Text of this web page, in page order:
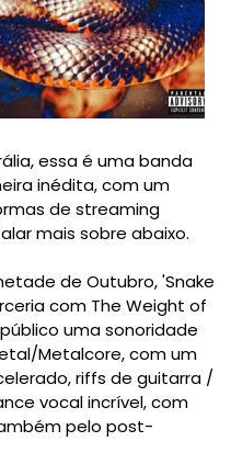
essa é uma banda
inédita, com um
de streaming
mais sobre abaixo.
de Outubro, 'Snake
com The Weight of
uma sonoridade
Metalcore, com um
riffs de guitarra /
vocal incrível, com
pelo post-